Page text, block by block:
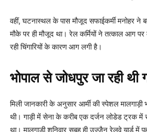
वहीं, घटनास्थल के पास मौजूद सफाईकर्मी मनोहर ने
मौके पर ही मौजूद था। रेल कर्मियों ने तत्काल आग पर
रही चिंगारियों के कारण आग लगी है।
भोपाल से जोधपुर जा रही थी
मिली जानकारी के अनुसार आर्मी की स्पेशल मालगाड़ी
थी। गाड़ी में सेना के करीब एक दर्जन लोडेड ट्रक में
था। मालगाड़ी शनिवार सुबह ही उज्जैन रेलवे यार्ड